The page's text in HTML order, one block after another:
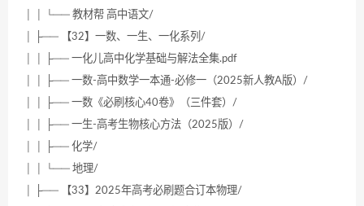
│ │ └── 教材帮 高中语文/
│ ├── 【32】一数、一生、一化系列/
│ │ ├── 一化儿高中化学基础与解法全集.pdf
│ │ ├── 一数-高中数学一本通-必修一（2025新人教A版）/
│ │ ├── 一数《必刷核心40卷》（三件套）/
│ │ ├── 一生-高考生物核心方法（2025版）/
│ │ ├── 化学/
│ │ └── 地理/
│ ├── 【33】2025年高考必刷题合订本物理/